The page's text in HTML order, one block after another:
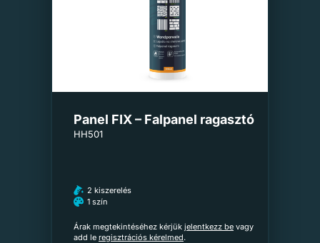
Panel FIX – Falpanel ragasztó
HH501
2 kiszerelés
1 szín
Árak megtekintéséhez kérjük jelentkezz be vagy
add le regisztrációs kérelmed.